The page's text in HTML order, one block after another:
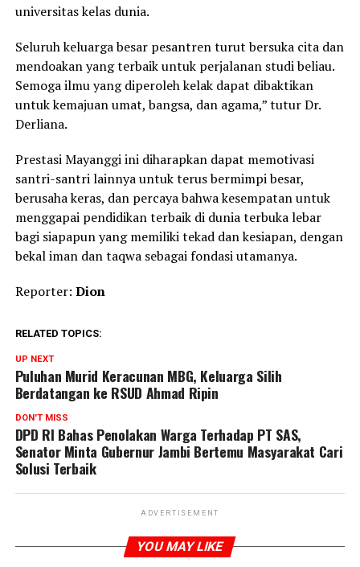
universitas kelas dunia.
Seluruh keluarga besar pesantren turut bersuka cita dan
mendoakan yang terbaik untuk perjalanan studi beliau.
Semoga ilmu yang diperoleh kelak dapat dibaktikan
untuk kemajuan umat, bangsa, dan agama,” tutur Dr.
Derliana.
Prestasi Mayanggi ini diharapkan dapat memotivasi
santri-santri lainnya untuk terus bermimpi besar,
berusaha keras, dan percaya bahwa kesempatan untuk
menggapai pendidikan terbaik di dunia terbuka lebar
bagi siapapun yang memiliki tekad dan kesiapan, dengan
bekal iman dan taqwa sebagai fondasi utamanya.
Reporter: Dion
RELATED TOPICS:
UP NEXT
Puluhan Murid Keracunan MBG, Keluarga Silih
Berdatangan ke RSUD Ahmad Ripin
DON'T MISS
DPD RI Bahas Penolakan Warga Terhadap PT SAS,
Senator Minta Gubernur Jambi Bertemu Masyarakat Cari
Solusi Terbaik
ADVERTISEMENT
YOU MAY LIKE